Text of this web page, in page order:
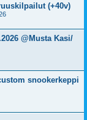
(+40v)
@Musta Kasi/
snookerkeppi